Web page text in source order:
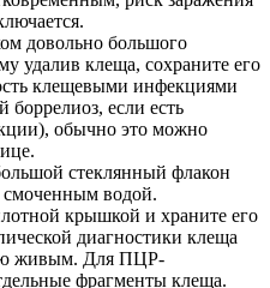
довольно большого
удалив клеща, сохраните его
клещевыми инфекциями
если есть
обычно это можно
стеклянный флакон
смоченным водой.
крышкой и храните его
диагностики клеща
живым. Для ПЦР-
фрагменты клеща.